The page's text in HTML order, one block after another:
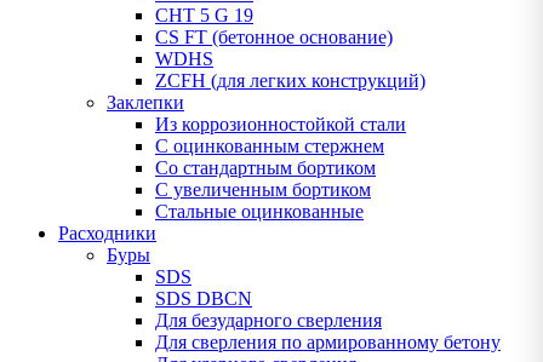
CHT 5 G 19
CS FT (бетонное основание)
WDHS
ZCFH (для легких конструкций)
Заклепки
Из коррозионностойкой стали
С оцинкованным стержнем
Со стандартным бортиком
С увеличенным бортиком
Стальные оцинкованные
Расходники
Буры
SDS
SDS DBCN
Для безударного сверления
Для сверления по армированному бетону